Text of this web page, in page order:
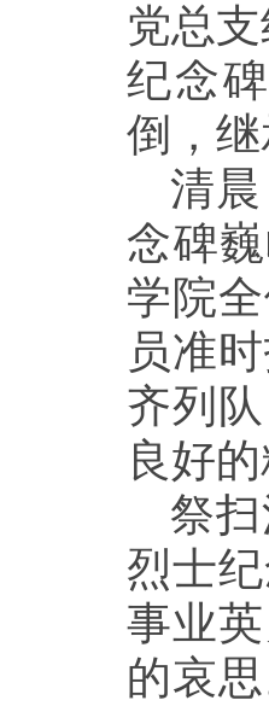
党总
纪念
倒，
清
念碑
学院
员准
齐列
良好
祭
烈士
事业
的哀